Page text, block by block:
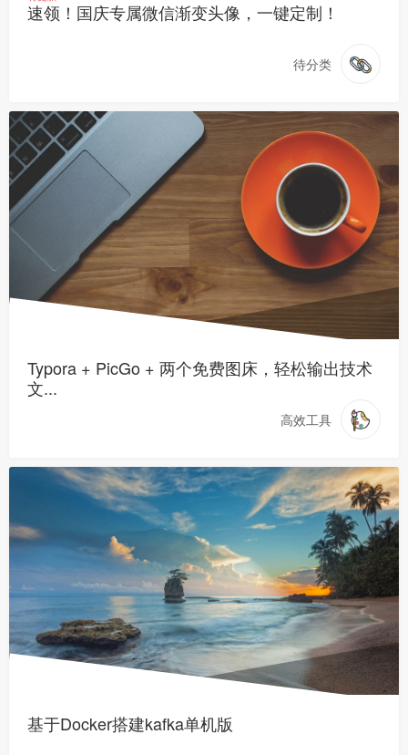
速领！国庆专属微信渐变头像，一键定制！
待分类
Typora + PicGo + 两个免费图床，轻松输出技术
文...
高效工具
基于Docker搭建kafka单机版